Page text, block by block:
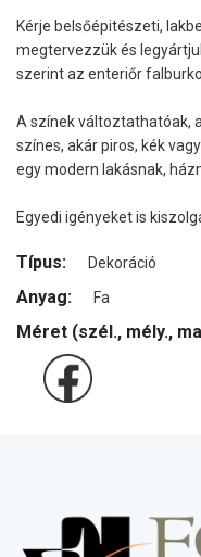
Kérje belsőépitészeti,
megtervezzük és
szerint az enteriőr
A színek változtathatóak,
színes, akár piros, kék
egy modern lakásnak,
Egyedi igényeket is
Típus: Dekoráció
Anyag: Fa
Méret (szél., mély.,